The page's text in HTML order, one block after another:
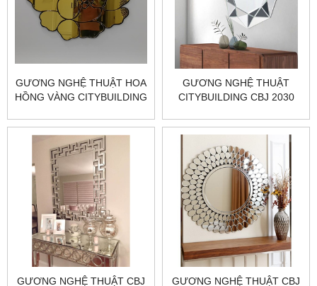
GƯƠNG NGHỆ THUẬT HOA
HỒNG VÀNG CITYBUILDING
GƯƠNG NGHỆ THUẬT
CITYBUILDING CBJ 2030
ĐẸP
GƯƠNG NGHỆ THUẬT CBJ GƯƠNG NGHỆ THUẬT CBJ